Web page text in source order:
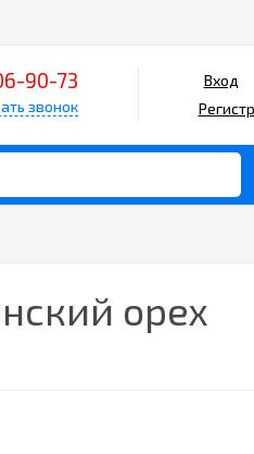
90-73
звонок
Вход
орех